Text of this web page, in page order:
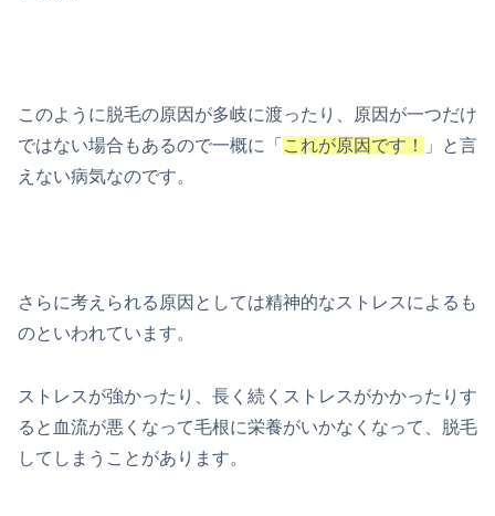
このように脱毛の原因が多岐に渡ったり、原因が一つだけ
ではない場合もあるので一概に「 これが原因です！
」と言
えない病気なのです。
さらに考えられる原因としては精神的なストレスによるも
のといわれています。
ストレスが強かったり、長く続くストレスがかかったりす
ると血流が悪くなって毛根に栄養がいかなくなって、脱毛
してしまうことがあります。